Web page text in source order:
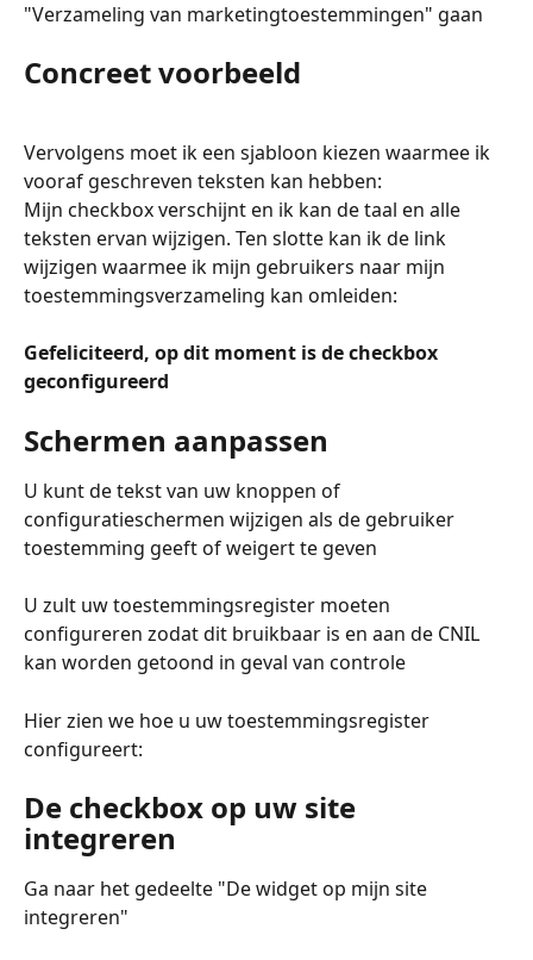
"Verzameling van marketingtoestemmingen" gaan
Concreet voorbeeld
Vervolgens moet ik een sjabloon kiezen waarmee ik
vooraf geschreven teksten kan hebben:
Mijn checkbox verschijnt en ik kan de taal en alle
teksten ervan wijzigen. Ten slotte kan ik de link
wijzigen waarmee ik mijn gebruikers naar mijn
toestemmingsverzameling kan omleiden:
Gefeliciteerd, op dit moment is de checkbox
geconfigureerd
Schermen aanpassen
U kunt de tekst van uw knoppen of
configuratieschermen wijzigen als de gebruiker
toestemming geeft of weigert te geven
U zult uw toestemmingsregister moeten
configureren zodat dit bruikbaar is en aan de CNIL
kan worden getoond in geval van controle
Hier zien we hoe u uw toestemmingsregister
configureert:
De checkbox op uw site
integreren
Ga naar het gedeelte "De widget op mijn site
integreren"